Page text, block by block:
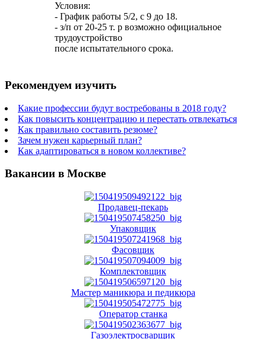
Условия:
- График работы 5/2, с 9 до 18.
- з/п от 20-25 т. р возможно официальное
трудоустройство
после испытательного срока.
Рекомендуем изучить
Какие профессии будут востребованы в 2018 году?
Как повысить концентрацию и перестать отвлекаться
Как правильно составить резюме?
Зачем нужен карьерный план?
Как адаптироваться в новом коллективе?
Вакансии в Москве
Продавец-пекарь
Упаковщик
Фасовщик
Комплектовщик
Мастер маникюра и педикюра
Оператор станка
Газоэлектросварщик